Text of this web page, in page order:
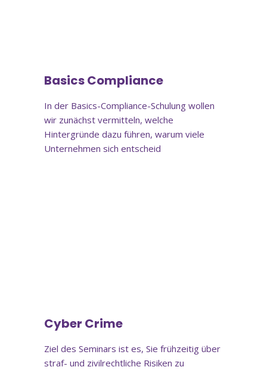
Basics Compliance
In der Basics-Compliance-Schulung wollen
wir zunächst vermitteln, welche
Hintergründe dazu führen, warum viele
Unternehmen sich entscheid
Cyber Crime
Ziel des Seminars ist es, Sie frühzeitig über
straf- und zivilrechtliche Risiken zu